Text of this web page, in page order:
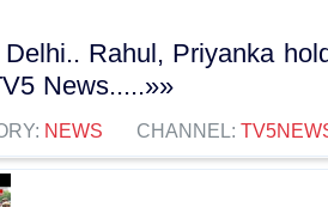
Rahul, Priyanka
News.....»»
NEWS CHANNEL: